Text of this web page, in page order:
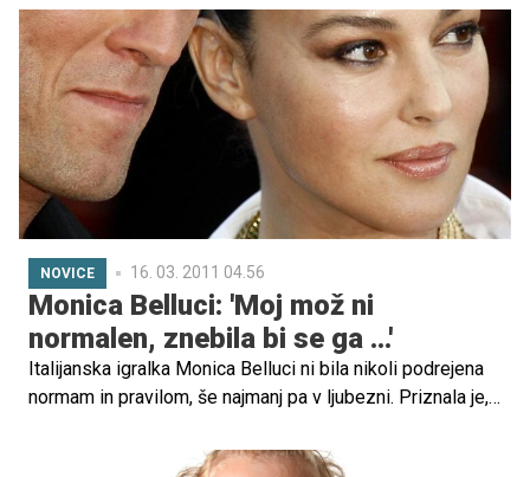
naslovnico znane modne revije.
NOVICE 16. 03. 2011 04.56
Monica Belluci: 'Moj mož ni
normalen, znebila bi se ga ...'
Italijanska igralka Monica Belluci ni bila nikoli podrejena
normam in pravilom, še najmanj pa v ljubezni. Priznala je,